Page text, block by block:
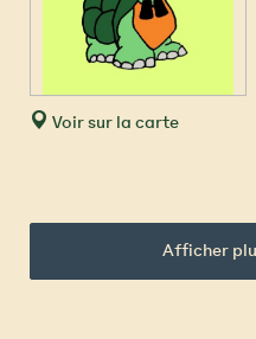
Voir sur la carte
Afficher